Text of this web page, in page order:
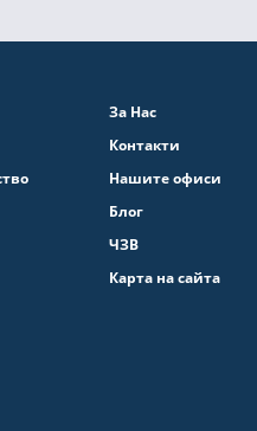
За Нас
Контакти
Нашите офиси
Блог
ЧЗВ
Карта на сайта